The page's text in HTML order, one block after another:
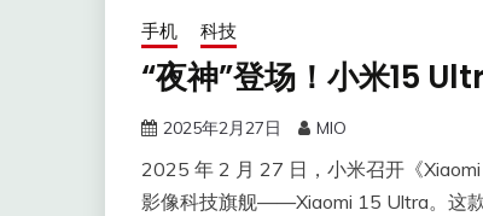
手机 科技
“夜神”登场！小米15
2025年2月27日 MIO
2025 年 2 月 27 日，小米召开《
影像科技旗舰——Xiaomi 15 Ultra。这